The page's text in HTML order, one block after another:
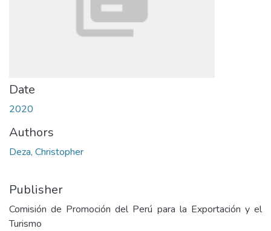
Date
2020
Authors
Deza, Christopher
Publisher
Comisión de Promoción del Perú para la Exportación y el
Turismo